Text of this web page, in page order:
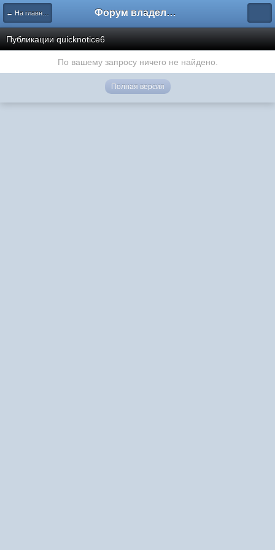
← На главную Форум владельцев интернет-магазинов
Публикации quicknotice6
По вашему запросу ничего не найдено.
Полная версия